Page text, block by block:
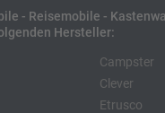
- Reisemobile -
Hersteller:
Campster
Clever
Etrusco